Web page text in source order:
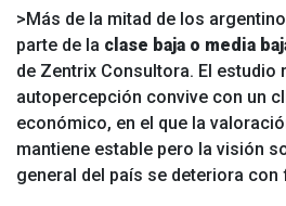
>Más de la mitad de los
parte de la clase baja o media
de Zentrix Consultora. El estudio
autopercepción convive con un
económico, en el que la
mantiene estable pero la visión
general del país se deteriora con